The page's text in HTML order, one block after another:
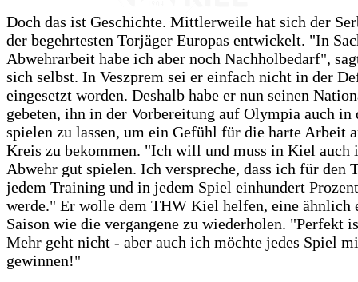
Doch das ist Geschichte. Mittlerweile hat sich der
der begehrtesten Torjäger Europas entwickelt. "In
Abwehrarbeit habe ich aber noch Nachholbedarf",
sich selbst. In Veszprem sei er einfach nicht in der
eingesetzt worden. Deshalb habe er nun seinen
gebeten, ihn in der Vorbereitung auf Olympia auch in
spielen zu lassen, um ein Gefühl für die harte Arbeit
Kreis zu bekommen. "Ich will und muss in Kiel auch
Abwehr gut spielen. Ich verspreche, dass ich für den
jedem Training und in jedem Spiel einhundert
werde." Er wolle dem THW Kiel helfen, eine ähnlich
Saison wie die vergangene zu wiederholen. "Perfekt
Mehr geht nicht - aber auch ich möchte jedes Spiel
gewinnen!"